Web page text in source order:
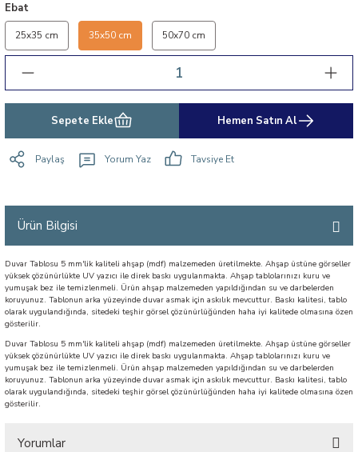
Ebat
25x35 cm 35x50 cm 50x70 cm
Sepete Ekle Hemen Satın Al
Paylaş Yorum Yaz Tavsiye Et
Ürün Bilgisi
Duvar Tablosu 5 mm'lik kaliteli ahşap (mdf) malzemeden üretilmekte. Ahşap üstüne görseller
yüksek çözünürlükte UV yazıcı ile direk baskı uygulanmakta. Ahşap tablolarınızı kuru ve
yumuşak bez ile temizlenmeli. Ürün ahşap malzemeden yapıldığından su ve darbelerden
koruyunuz. Tablonun arka yüzeyinde duvar asmak için askılık mevcuttur. Baskı kalitesi, tablo
olarak uygulandığında, sitedeki teşhir görsel çözünürlüğünden haha iyi kalitede olmasına özen
gösterilir.
Duvar Tablosu 5 mm'lik kaliteli ahşap (mdf) malzemeden üretilmekte. Ahşap üstüne görseller
yüksek çözünürlükte UV yazıcı ile direk baskı uygulanmakta. Ahşap tablolarınızı kuru ve
yumuşak bez ile temizlenmeli. Ürün ahşap malzemeden yapıldığından su ve darbelerden
koruyunuz. Tablonun arka yüzeyinde duvar asmak için askılık mevcuttur. Baskı kalitesi, tablo
olarak uygulandığında, sitedeki teşhir görsel çözünürlüğünden haha iyi kalitede olmasına özen
gösterilir.
Yorumlar